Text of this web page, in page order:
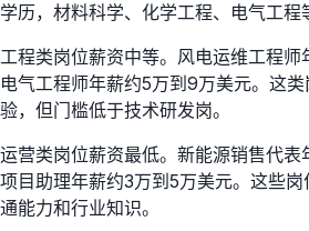
学历，材料科学、化学工程、电气工程
工程类岗位薪资中等。风电运维工程师
电气工程师年薪约5万到9万美元。这
验，但门槛低于技术研发岗。
运营类岗位薪资最低。新能源销售代表
项目助理年薪约3万到5万美元。这些
通能力和行业知识。